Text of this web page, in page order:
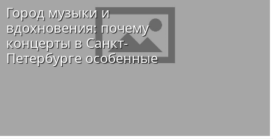
Город музыки и
вдохновения: почему
концерты в Санкт-
Петербурге особенные